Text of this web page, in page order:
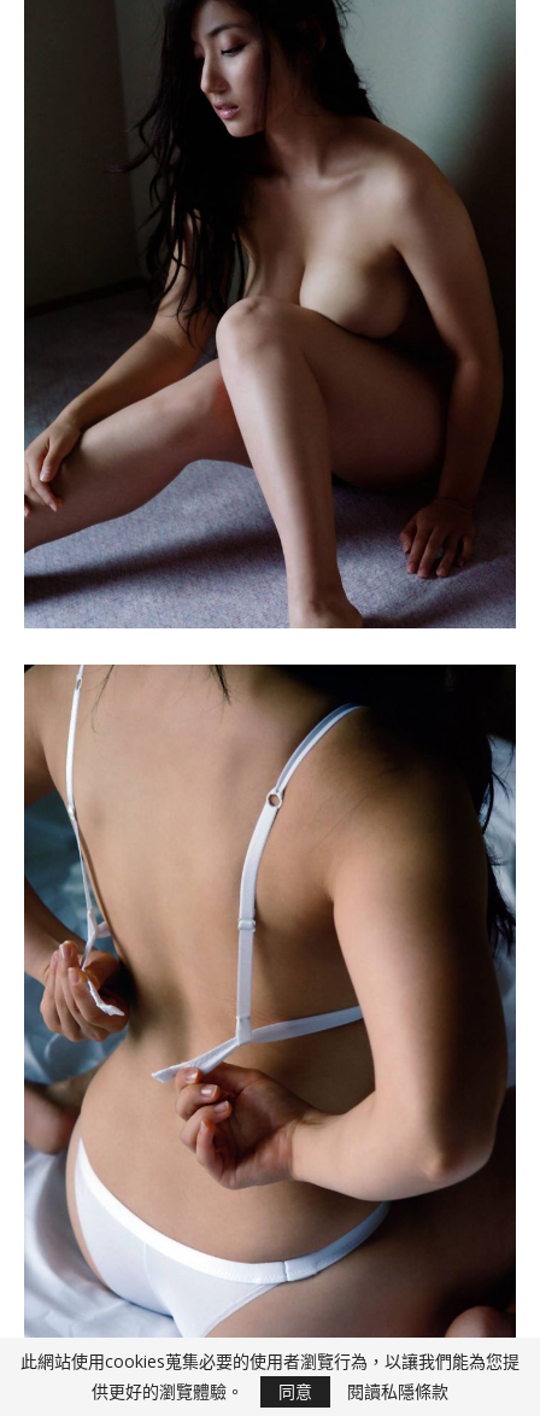
此網站使用cookies蒐集必要的使用者瀏覽行為，以讓我們能為您提
供更好的瀏覽體驗。
同意 閱讀私隱條款